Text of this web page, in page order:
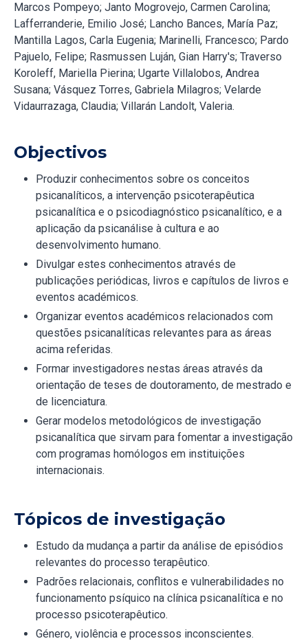
Marcos Pompeyo; Janto Mogrovejo, Carmen Carolina;
Lafferranderie, Emilio José; Lancho Bances, María Paz;
Mantilla Lagos, Carla Eugenia; Marinelli, Francesco; Pardo
Pajuelo, Felipe; Rasmussen Luján, Gian Harry's; Traverso
Koroleff, Mariella Pierina; Ugarte Villalobos, Andrea
Susana; Vásquez Torres, Gabriela Milagros; Velarde
Vidaurrazaga, Claudia; Villarán Landolt, Valeria.
Objectivos
Produzir conhecimentos sobre os conceitos
psicanalíticos, a intervenção psicoterapêutica
psicanalítica e o psicodiagnóstico psicanalítico, e a
aplicação da psicanálise à cultura e ao
desenvolvimento humano.
Divulgar estes conhecimentos através de
publicações periódicas, livros e capítulos de livros e
eventos académicos.
Organizar eventos académicos relacionados com
questões psicanalíticas relevantes para as áreas
acima referidas.
Formar investigadores nestas áreas através da
orientação de teses de doutoramento, de mestrado e
de licenciatura.
Gerar modelos metodológicos de investigação
psicanalítica que sirvam para fomentar a investigação
com programas homólogos em instituições
internacionais.
Tópicos de investigação
Estudo da mudança a partir da análise de episódios
relevantes do processo terapêutico.
Padrões relacionais, conflitos e vulnerabilidades no
funcionamento psíquico na clínica psicanalítica e no
processo psicoterapêutico.
Género, violência e processos inconscientes.